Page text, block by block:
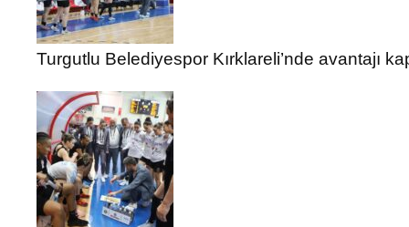
Turgutlu Belediyespor Kırklareli’nde avantajı